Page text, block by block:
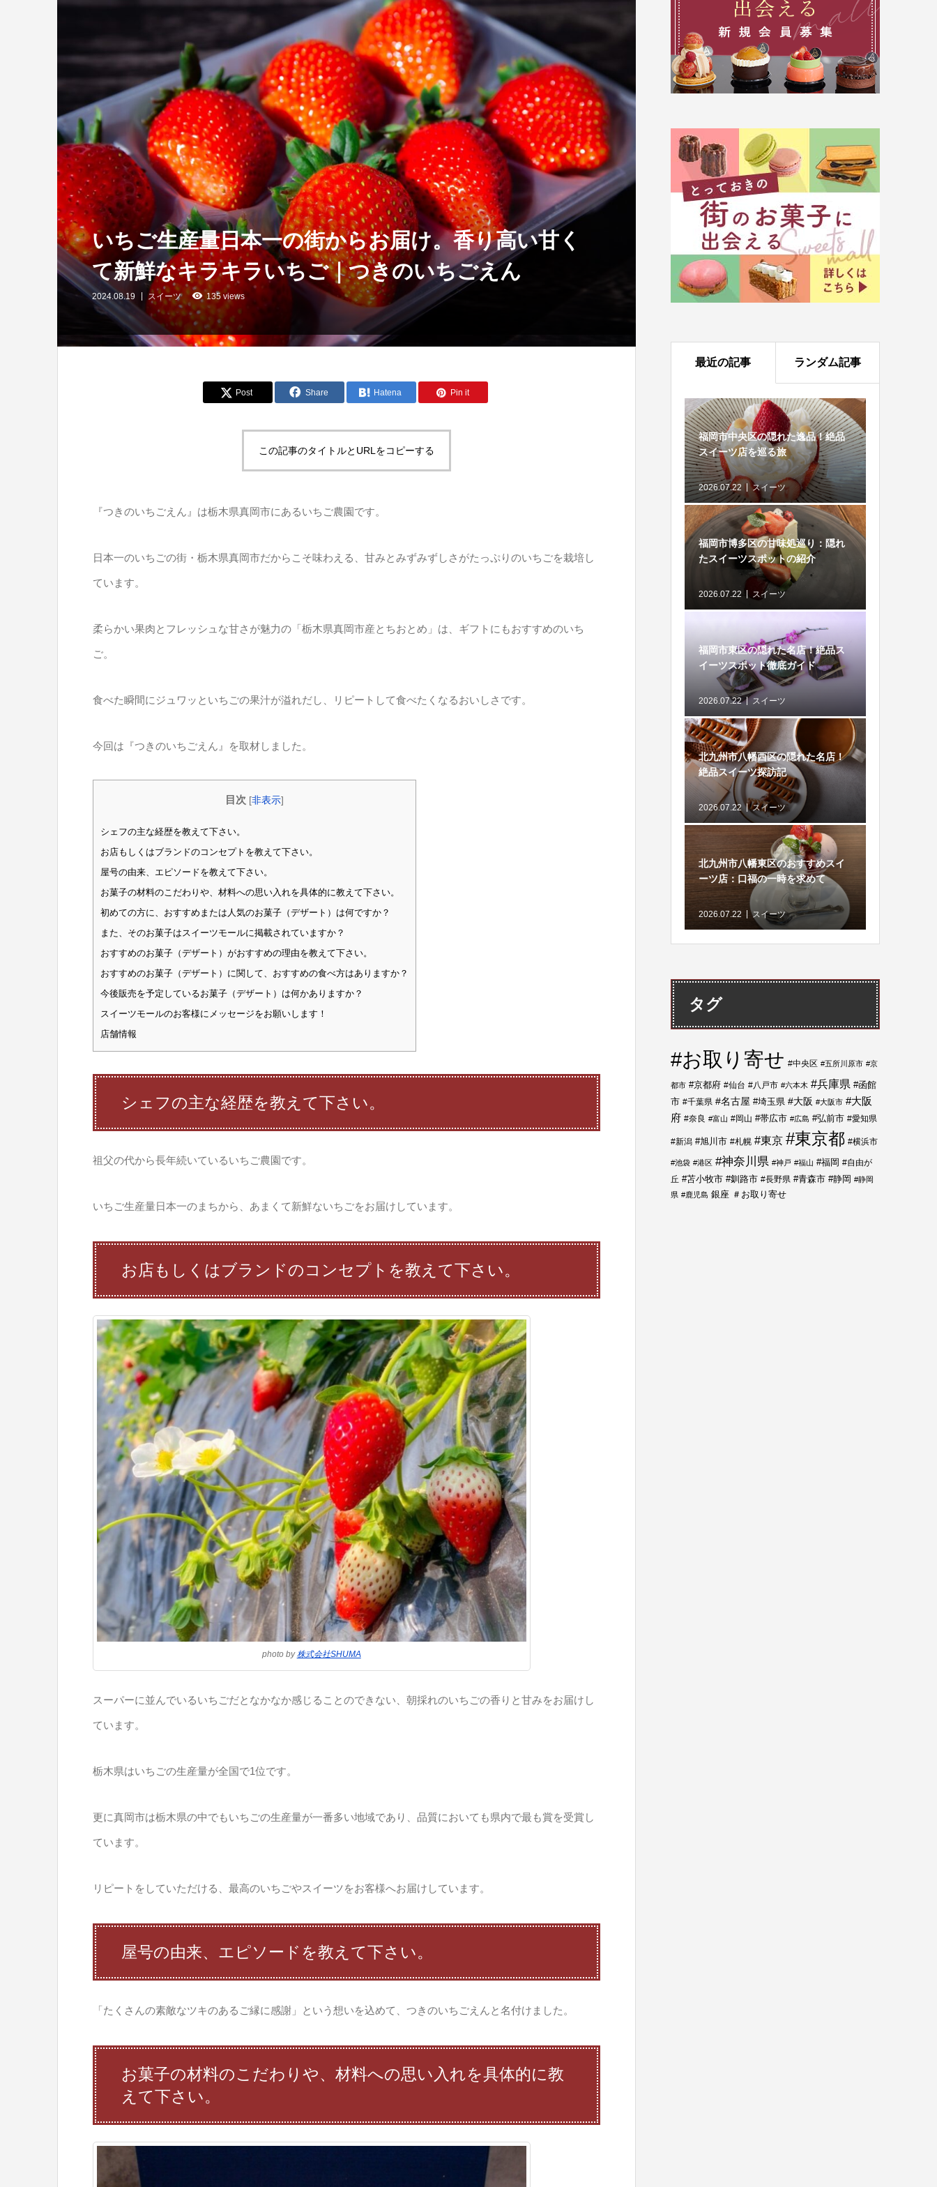
いちご生産量日本一の街からお届け。香り高い甘く
て新鮮なキラキラいちご｜つきのいちごえん
2024.08.19 スイーツ 135 views
Post Share Hatena Pin it
この記事のタイトルとURLをコピーする
『つきのいちごえん』は栃木県真岡市にあるいちご農園です。
日本一のいちごの街・栃木県真岡市だからこそ味わえる、甘みとみずみずしさがたっぷりのいちごを栽培し
ています。
柔らかい果肉とフレッシュな甘さが魅力の「栃木県真岡市産とちおとめ」は、ギフトにもおすすめのいち
ご。
食べた瞬間にジュワッといちごの果汁が溢れだし、リピートして食べたくなるおいしさです。
今回は『つきのいちごえん』を取材しました。
目次 [非表示]
シェフの主な経歴を教えて下さい。
お店もしくはブランドのコンセプトを教えて下さい。
屋号の由来、エピソードを教えて下さい。
お菓子の材料のこだわりや、材料への思い入れを具体的に教えて下さい。
初めての方に、おすすめまたは人気のお菓子（デザート）は何ですか？
また、そのお菓子はスイーツモールに掲載されていますか？
おすすめのお菓子（デザート）がおすすめの理由を教えて下さい。
おすすめのお菓子（デザート）に関して、おすすめの食べ方はありますか？
今後販売を予定しているお菓子（デザート）は何かありますか？
スイーツモールのお客様にメッセージをお願いします！
店舗情報
シェフの主な経歴を教えて下さい。
祖父の代から長年続いているいちご農園です。
いちご生産量日本一のまちから、あまくて新鮮ないちごをお届けしています。
お店もしくはブランドのコンセプトを教えて下さい。
photo by株式会社SHUMA
スーパーに並んでいるいちごだとなかなか感じることのできない、朝採れのいちごの香りと甘みをお届けし
ています。
栃木県はいちごの生産量が全国で1位です。
更に真岡市は栃木県の中でもいちごの生産量が一番多い地域であり、品質においても県内で最も賞を受賞し
ています。
リピートをしていただける、最高のいちごやスイーツをお客様へお届けしています。
屋号の由来、エピソードを教えて下さい。
「たくさんの素敵なツキのあるご縁に感謝」という想いを込めて、つきのいちごえんと名付けました。
お菓子の材料のこだわりや、材料への思い入れを具体的に教
えて下さい。
最近の記事 ランダム記事
福岡市中央区の隠れた逸品！絶品
スイーツ店を巡る旅
2026.07.22 スイーツ
福岡市博多区の甘味処巡り：隠れ
たスイーツスポットの紹介
2026.07.22 スイーツ
福岡市東区の隠れた名店！絶品ス
イーツスポット徹底ガイド
2026.07.22 スイーツ
北九州市八幡西区の隠れた名店！
絶品スイーツ探訪記
2026.07.22 スイーツ
北九州市八幡東区のおすすめスイ
ーツ店：口福の一時を求めて
2026.07.22 スイーツ
タグ
#お取り寄せ #中央区 #五所川原市 #京
都市 #京都府 #仙台 #八戸市 #六本木 #兵庫県 #函館
市 #千葉県 #名古屋 #埼玉県 #大阪 #大阪市 #大阪
府 #奈良 #富山 #岡山 #帯広市 #広島 #弘前市 #愛知県
#新潟 #旭川市 #札幌 #東京 #東京都 #横浜市
#池袋 #港区 #神奈川県 #神戸 #福山 #福岡 #自由が
丘 #苫小牧市 #釧路市 #長野県 #青森市 #静岡 #静岡
県 #鹿児島 銀座 ＃お取り寄せ